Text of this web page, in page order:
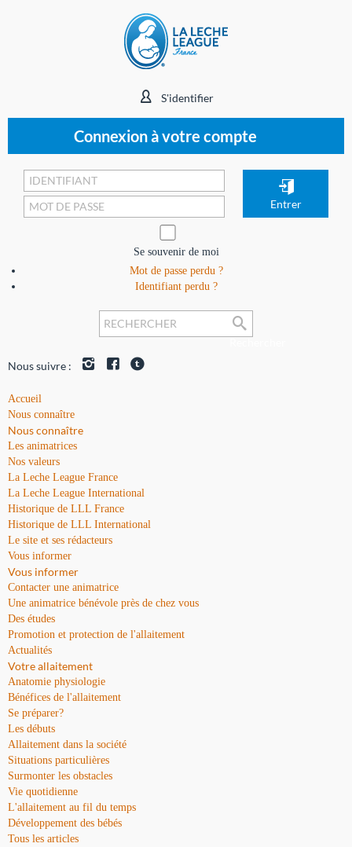
S'identifier
Connexion à votre compte
Se souvenir de moi
Mot de passe perdu ?
Identifiant perdu ?
Nous suivre :
Accueil
Nous connaître
Nous connaître
Les animatrices
Nos valeurs
La Leche League France
La Leche League International
Historique de LLL France
Historique de LLL International
Le site et ses rédacteurs
Vous informer
Vous informer
Contacter une animatrice
Une animatrice bénévole près de chez vous
Des études
Promotion et protection de l'allaitement
Actualités
Votre allaitement
Anatomie physiologie
Bénéfices de l'allaitement
Se préparer?
Les débuts
Allaitement dans la société
Situations particulières
Surmonter les obstacles
Vie quotidienne
L'allaitement au fil du temps
Développement des bébés
Tous les articles